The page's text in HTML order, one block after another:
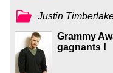
Justin
Grammy
gagnants !